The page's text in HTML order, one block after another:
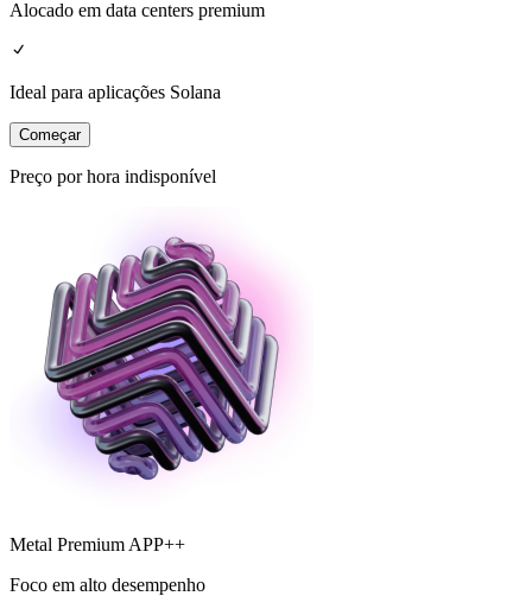
Alocado em data centers premium
Ideal para aplicações Solana
Começar
Preço por hora indisponível
Metal Premium APP++
Foco em alto desempenho